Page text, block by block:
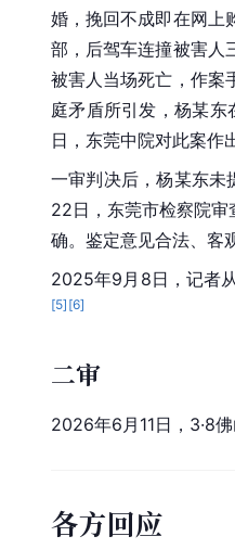
婚，挽回不成即在网上
部，后驾车连撞被害人
被害人当场死亡，作案
庭矛盾所引发，杨某
日，东莞中院对此案作
一审判决后，杨某东未
22日，东莞市检察院
确。鉴定意见合法、客
2025年9月8日，记者
[5] [6]
二审
2026年6月11日，3·8
各方回应